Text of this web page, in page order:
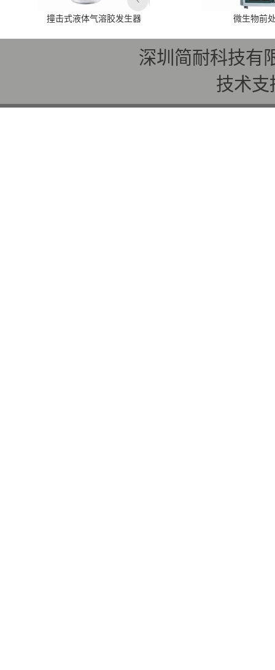
撞击式液体气溶胶发生器 微生物前
深圳简耐科技有
技术